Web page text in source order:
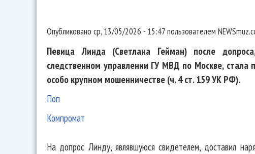
Опубликовано ср, 13/05/2026 - 15:47пользователем
Певица Линда (Светлана Гейман) после
следственном управлении ГУ МВД по Москве, стала
особо крупном мошенничестве (ч. 4 ст. 159 УК РФ).
Поп
Компромат
На допрос Линду, являвшуюся свидетелем, доставил